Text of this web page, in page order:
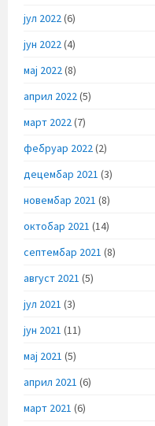
јул 2022(6)
јун 2022(4)
мај 2022(8)
април 2022(5)
март 2022(7)
фебруар 2022(2)
децембар 2021 (3)
новембар 2021 (8)
октобар 2021 (14)
септембар 2021 (8)
август 2021 (5)
јул 2021 (3)
јун 2021 (11)
мај 2021 (5)
април 2021 (6)
март 2021 (6)